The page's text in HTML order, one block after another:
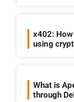
x402:
using
What is
through